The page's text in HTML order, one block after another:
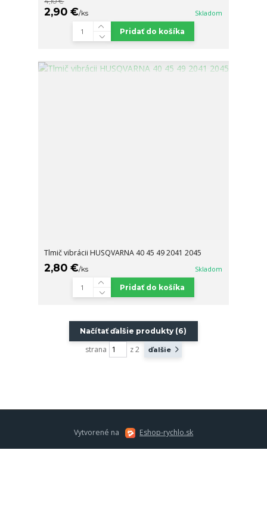
2,90 €/ks Skladom
Pridať do košíka
Tlmič vibrácii HUSQVARNA 40 45 49 2041 2045
2,80 €/ks Skladom
Pridať do košíka
Načítať ďalšie produkty (6)
strana z 2 ďalšie
Vytvorené na Eshop-rychlo.sk